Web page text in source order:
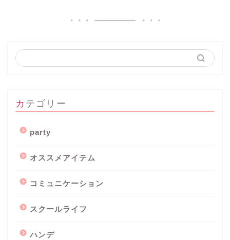
カテゴリー
party
オススメアイテム
コミュニケーション
スクールライフ
ハンデ